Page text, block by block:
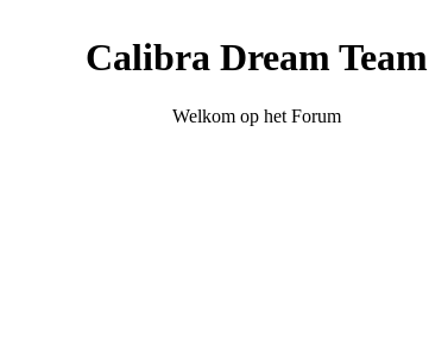
Calibra Dream Team
Welkom op het Forum